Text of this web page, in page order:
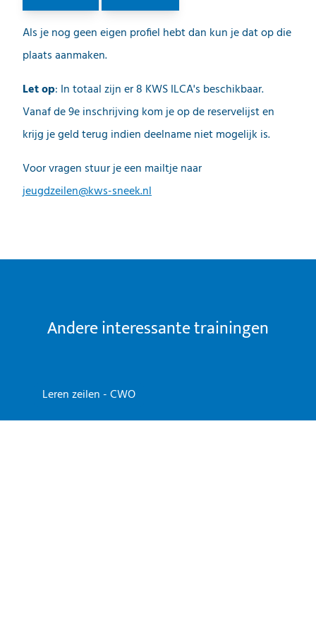
Als je nog geen eigen profiel hebt dan kun je dat op die
plaats aanmaken.
Let op: In totaal zijn er 8 KWS ILCA's beschikbaar.
Vanaf de 9e inschrijving kom je op de reservelijst en
krijg je geld terug indien deelname niet mogelijk is.
Voor vragen stuur je een mailtje naar
jeugdzeilen@kws-sneek.nl
Andere interessante trainingen
Leren zeilen - CWO